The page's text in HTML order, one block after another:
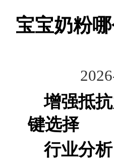
宝宝奶粉
增强抵
键选择
行业分